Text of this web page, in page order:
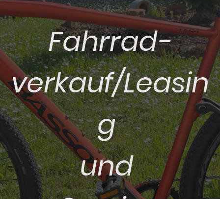
Fahrrad-
verkauf/Leasin
g
und